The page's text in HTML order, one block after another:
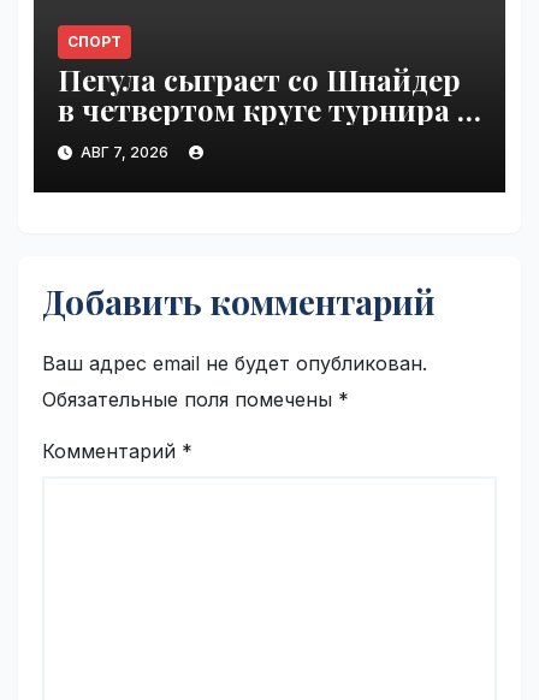
СПОРТ
Пегула сыграет со Шнайдер
в четвертом круге турнира в
Торонто | VseTime.ru
АВГ 7, 2026
Добавить комментарий
Ваш адрес email не будет опубликован.
Обязательные поля помечены *
Комментарий *